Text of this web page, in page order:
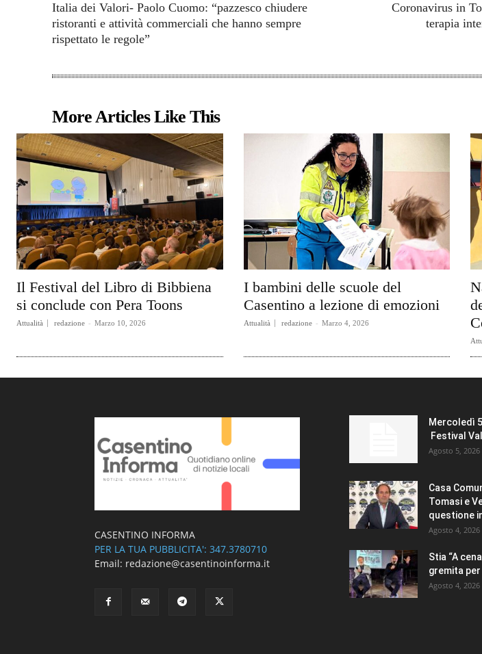
Italia dei Valori- Paolo Cuomo: “pazzesco chiudere
ristoranti e attività commerciali che hanno sempre
rispettato le regole”
Coronavirus in
terapia
More Articles Like This
Il Festival del Libro di Bibbiena
si conclude con Pera Toons
Attualità redazione - Marzo 10, 2026
I bambini delle scuole del
Casentino a lezione di emozioni
Attualità redazione - Marzo 4, 2026
CASENTINO INFORMA
PER LA TUA PUBBLICITA': 347.3780710
Email: redazione@casentinoinforma.it
Mercoledì
Festival
Agosto 5, 2026
Casa
Tomasi e
questione
Agosto 4, 2026
Stia “A
gremita per
Agosto 4, 2026